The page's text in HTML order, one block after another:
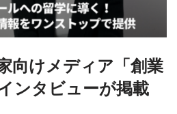
向けメディア「創業
ンタビューが掲載